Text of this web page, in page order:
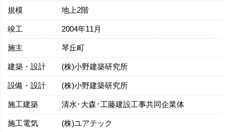
規模 地上2階
竣工 2004年11月
施主 琴丘町
建築・設計 (株)小野建築研究所
設備・設計 (株)小野建築研究所
施工建築 清水･大森･工藤建設工事共同企業体
施工電気 (株)ユアテック